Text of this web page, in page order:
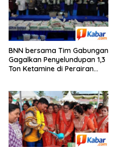
BNN bersama Tim Gabungan
Gagalkan Penyelundupan 1,3
Ton Ketamine di Perairan